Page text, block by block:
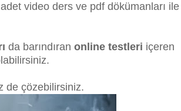
video ders ve pdf dökümanları ile
da barındıran online testleri içeren
de çözebilirsiniz.